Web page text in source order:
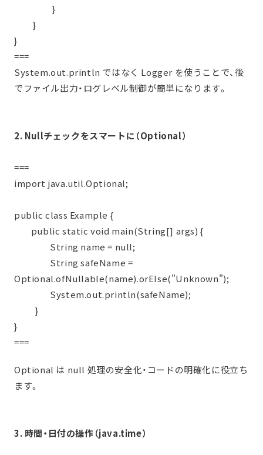
}
}
}
===
System.out.println ではなく Logger を使うことで、後
でファイル出力・ログレベル制御が簡単になります。
2. Nullチェックをスマートに（Optional）
===
import java.util.Optional;
public class Example {
public static void main(String[] args) {
String name = null;
String safeName =
Optional.ofNullable(name).orElse("Unknown");
System.out.println(safeName);
}
}
===
Optional は null 処理の安全化・コードの明確化に役立ち
ます。
3. 時間・日付の操作（java.time）